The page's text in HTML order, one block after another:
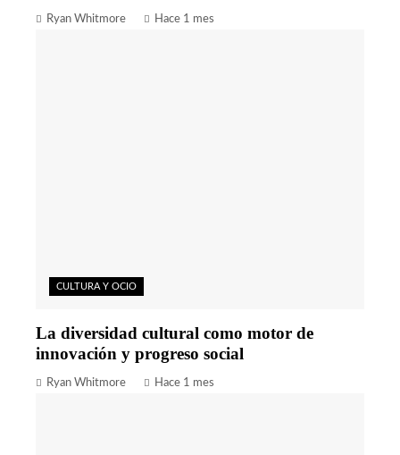
Ryan Whitmore Hace 1 mes
CULTURA Y OCIO
La diversidad cultural como motor de
innovación y progreso social
Ryan Whitmore Hace 1 mes